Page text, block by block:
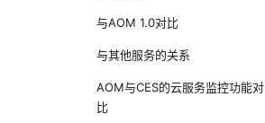
与AOM 1.0对比
与其他服务的关系
AOM与CES的云服务监控功能对
比